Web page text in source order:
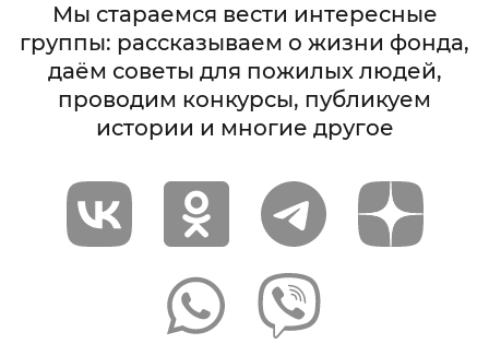
Мы стараемся вести интересные
группы: рассказываем о жизни фонда,
даём советы для пожилых людей,
проводим конкурсы, публикуем
истории и многие другое